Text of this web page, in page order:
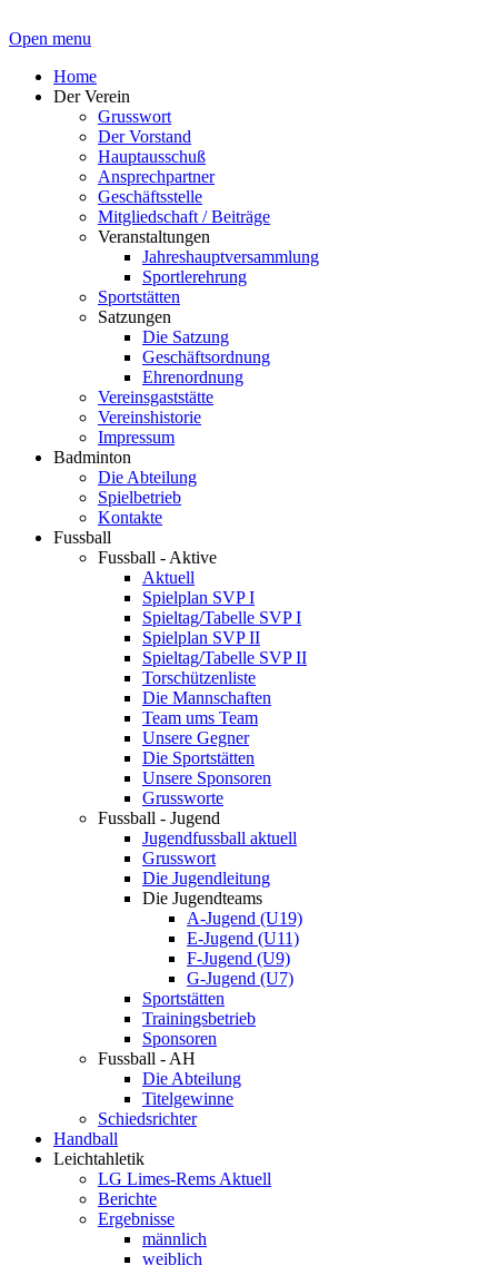
Open menu
Home
Der Verein
Grusswort
Der Vorstand
Hauptausschuß
Ansprechpartner
Geschäftsstelle
Mitgliedschaft / Beiträge
Veranstaltungen
Jahreshauptversammlung
Sportlerehrung
Sportstätten
Satzungen
Die Satzung
Geschäftsordnung
Ehrenordnung
Vereinsgaststätte
Vereinshistorie
Impressum
Badminton
Die Abteilung
Spielbetrieb
Kontakte
Fussball
Fussball - Aktive
Aktuell
Spielplan SVP I
Spieltag/Tabelle SVP I
Spielplan SVP II
Spieltag/Tabelle SVP II
Torschützenliste
Die Mannschaften
Team ums Team
Unsere Gegner
Die Sportstätten
Unsere Sponsoren
Grussworte
Fussball - Jugend
Jugendfussball aktuell
Grusswort
Die Jugendleitung
Die Jugendteams
A-Jugend (U19)
E-Jugend (U11)
F-Jugend (U9)
G-Jugend (U7)
Sportstätten
Trainingsbetrieb
Sponsoren
Fussball - AH
Die Abteilung
Titelgewinne
Schiedsrichter
Handball
Leichtahletik
LG Limes-Rems Aktuell
Berichte
Ergebnisse
männlich
weiblich